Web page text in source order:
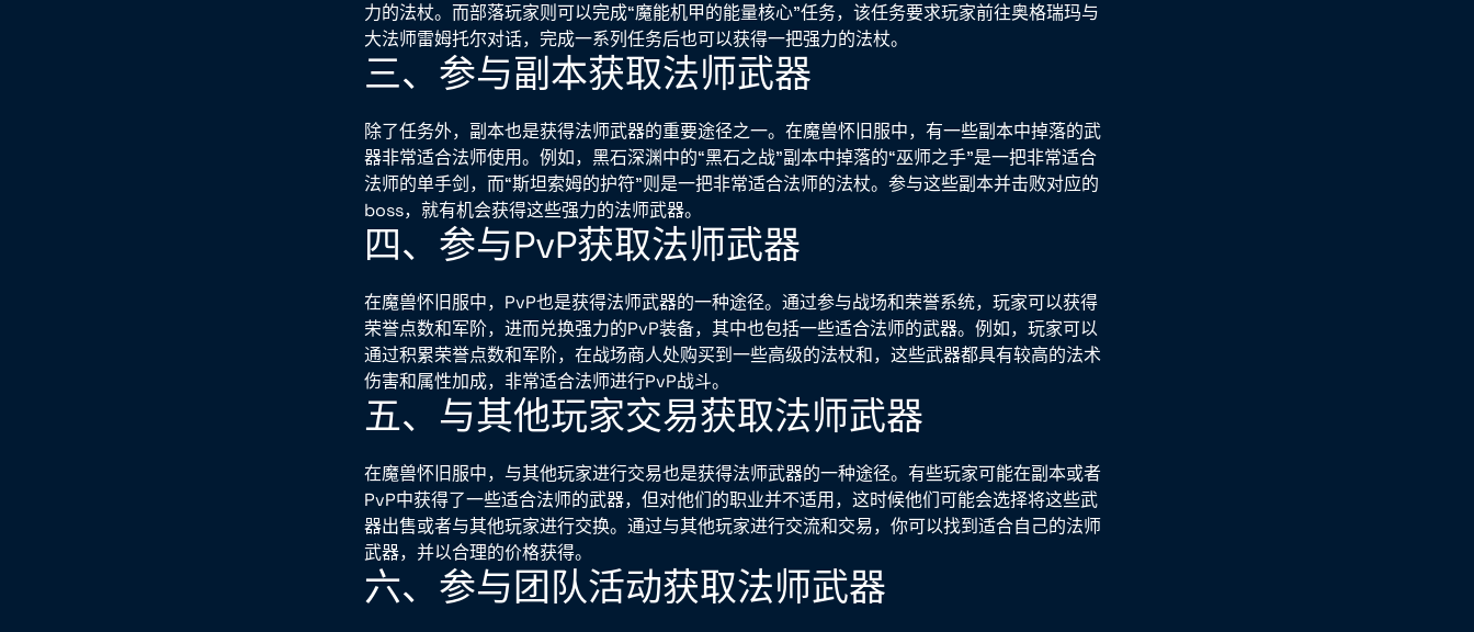
力的法杖。而部落玩家则可以完成“魔能机甲的能量核心”任务，该任务要求玩家前往奥格瑞玛与
大法师雷姆托尔对话，完成一系列任务后也可以获得一把强力的法杖。
三、参与副本获取法师武器
除了任务外，副本也是获得法师武器的重要途径之一。在魔兽怀旧服中，有一些副本中掉落的武
器非常适合法师使用。例如，黑石深渊中的“黑石之战”副本中掉落的“巫师之手”是一把非常适合
法师的单手剑，而“斯坦索姆的护符”则是一把非常适合法师的法杖。参与这些副本并击败对应的
boss，就有机会获得这些强力的法师武器。
四、参与PvP获取法师武器
在魔兽怀旧服中，PvP也是获得法师武器的一种途径。通过参与战场和荣誉系统，玩家可以获得
荣誉点数和军阶，进而兑换强力的PvP装备，其中也包括一些适合法师的武器。例如，玩家可以
通过积累荣誉点数和军阶，在战场商人处购买到一些高级的法杖和，这些武器都具有较高的法术
伤害和属性加成，非常适合法师进行PvP战斗。
五、与其他玩家交易获取法师武器
在魔兽怀旧服中，与其他玩家进行交易也是获得法师武器的一种途径。有些玩家可能在副本或者
PvP中获得了一些适合法师的武器，但对他们的职业并不适用，这时候他们可能会选择将这些武
器出售或者与其他玩家进行交换。通过与其他玩家进行交流和交易，你可以找到适合自己的法师
武器，并以合理的价格获得。
六、参与团队活动获取法师武器